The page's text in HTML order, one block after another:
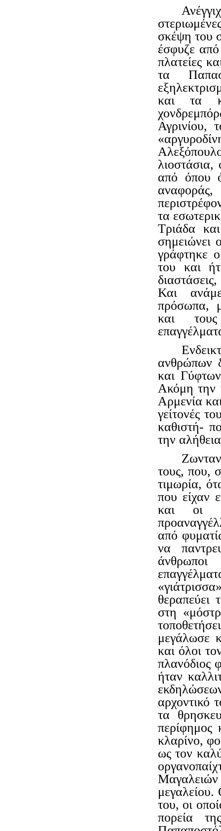
σκέψη του
έσφυζε
πλατείες
τα
και τα
Αγρινίου,
από όπου
τα
Τριάδα
σημειώνει
γράφτηκε
του και
Και
πρόσωπα,
και τους
ανθρώπων
και
Ακόμη την
Αρμενία
γείτονές
καθιστή-
την
τους, που,
τιμωρία,
που είχαν
και οι
από
να
άνθρωποι
στη
μεγάλωσε
και όλοι
πλανόδιος
ήταν
αρχοντικό
τα
περίφημος
κλαρίνο,
ως τον
του, οι
πορεία